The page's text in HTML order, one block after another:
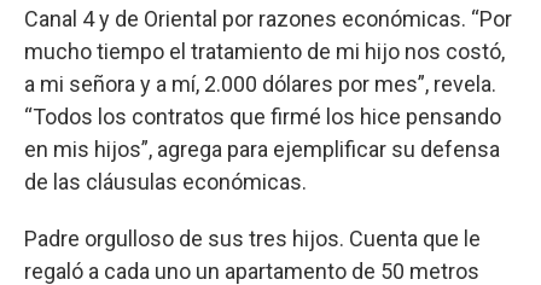
Canal 4 y de Oriental por razones económicas. “Por
mucho tiempo el tratamiento de mi hijo nos costó,
a mi señora y a mí, 2.000 dólares por mes”, revela.
“Todos los contratos que firmé los hice pensando
en mis hijos”, agrega para ejemplificar su defensa
de las cláusulas económicas.
Padre orgulloso de sus tres hijos. Cuenta que le
regaló a cada uno un apartamento de 50 metros